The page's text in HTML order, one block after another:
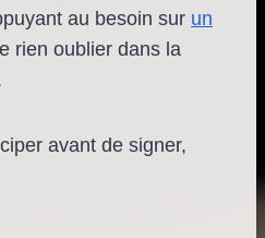
au besoin sur un
rien oublier dans la
avant de signer,